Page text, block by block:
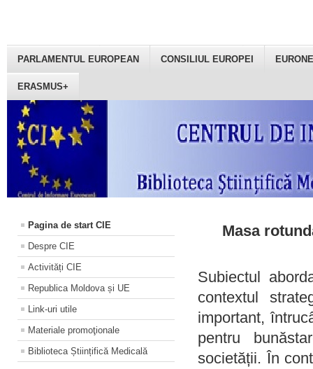
PARLAMENTUL EUROPEAN CONSILIUL EUROPEI
ERASMUS+
Pagina de start CIE
Despre CIE
Activități CIE
Republica Moldova și UE
Link-uri utile
Materiale promoţionale
Biblioteca Științifică Medicală
Masa
Subiectul
contextul
important,
pentru
societății. În